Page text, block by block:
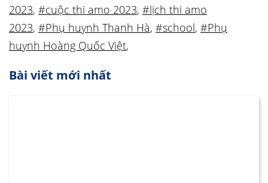
2023, #cuộc thi amo 2023, #lịch thi amo
2023, #Phụ huynh Thanh Hà, #school, #Phụ
huynh Hoàng Quốc Việt,
Bài viết mới nhất